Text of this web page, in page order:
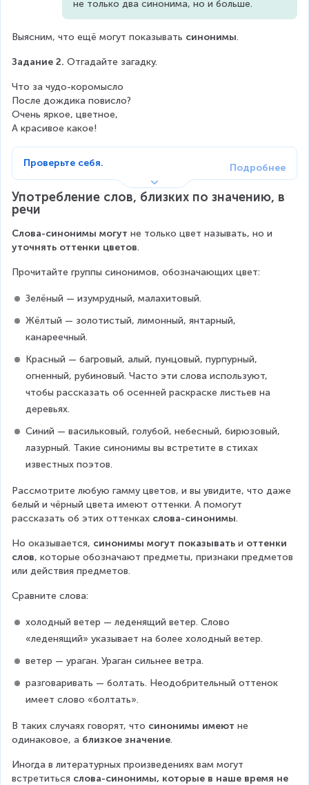
не только два синонима, но и больше.
Выясним, что ещё могут показывать синонимы.
Задание 2. Отгадайте загадку.
Что за чудо-коромысло
После дождика повисло?
Очень яркое, цветное,
А красивое какое!
Проверьте себя.
Употребление слов, близких по значению, в
речи
Слова-синонимы могут не только цвет называть, но и
уточнять оттенки цветов.
Прочитайте группы синонимов, обозначающих цвет:
Зелёный — изумрудный, малахитовый.
Жёлтый — золотистый, лимонный, янтарный,
канареечный.
Красный — багровый, алый, пунцовый, пурпурный,
огненный, рубиновый. Часто эти слова используют,
чтобы рассказать об осенней раскраске листьев на
деревьях.
Синий — васильковый, голубой, небесный, бирюзовый,
лазурный. Такие синонимы вы встретите в стихах
известных поэтов.
Рассмотрите любую гамму цветов, и вы увидите, что даже
белый и чёрный цвета имеют оттенки. А помогут
рассказать об этих оттенках слова-синонимы.
Но оказывается, синонимы могут показывать и оттенки
слов, которые обозначают предметы, признаки предметов
или действия предметов.
Сравните слова:
холодный ветер — леденящий ветер. Слово
«леденящий» указывает на более холодный ветер.
ветер — ураган. Ураган сильнее ветра.
разговаривать — болтать. Неодобрительный оттенок
имеет слово «болтать».
В таких случаях говорят, что синонимы имеют не
одинаковое, а близкое значение.
Иногда в литературных произведениях вам могут
встретиться слова-синонимы, которые в наше время не